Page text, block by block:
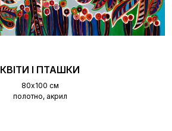
КВІТИ І ПТАШКИ
80х100 см
полотно, акрил